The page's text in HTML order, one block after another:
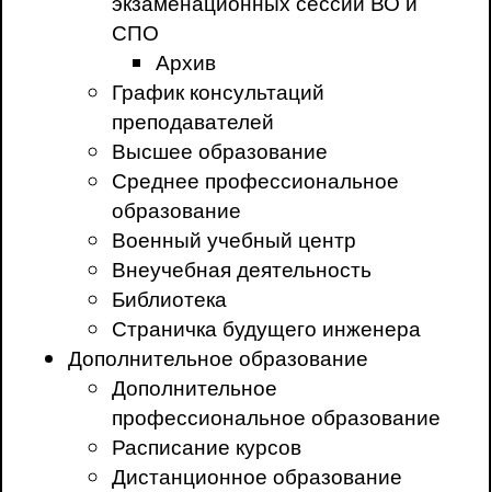
СПО
Архив
График консультаций
преподавателей
Высшее образование
Среднее профессиональное
образование
Военный учебный центр
Внеучебная деятельность
Библиотека
Страничка будущего инженера
Дополнительное образование
Дополнительное
профессиональное образование
Расписание курсов
Дистанционное образование